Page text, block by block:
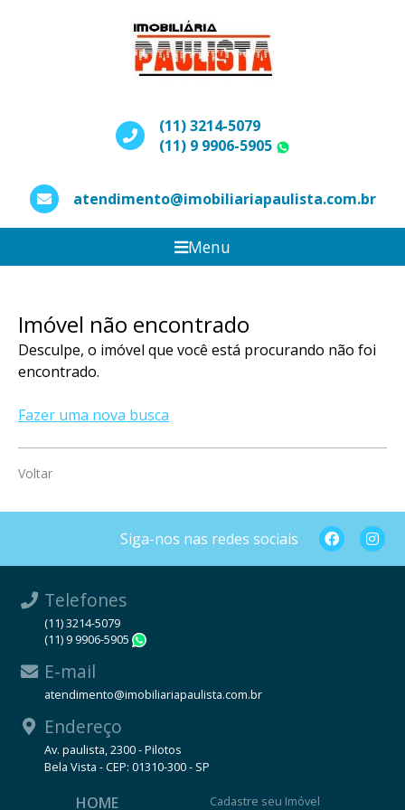
(11) 3214-5079
(11) 9 9906-5905
atendimento@imobiliariapaulista.com.br
Menu
Imóvel não encontrado
Desculpe, o imóvel que você está procurando não foi
encontrado.
Fazer uma nova busca
Voltar
Siga-nos nas redes sociais
Telefones
(11) 3214-5079
(11) 9 9906-5905
E-mail
atendimento@imobiliariapaulista.com.br
Endereço
Av. paulista, 2300 - Pilotos
Bela Vista - CEP: 01310-300 - SP
HOME Cadastre seu Imóvel